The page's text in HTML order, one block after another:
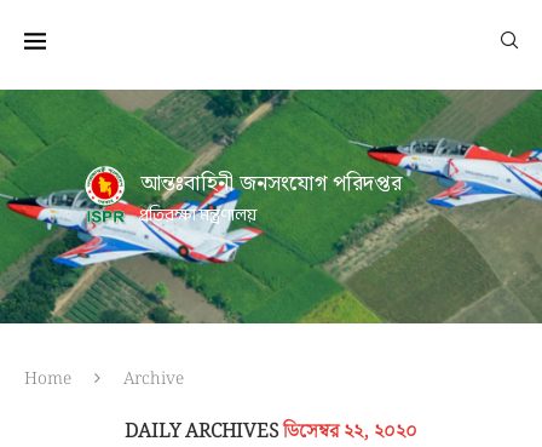
আন্তঃবাহিনী জনসংযোগ পরিদপ্তর
প্রতিরক্ষা মন্ত্রণালয়
Home Archive
DAILY ARCHIVESডিসেম্বর ২২, ২০২০